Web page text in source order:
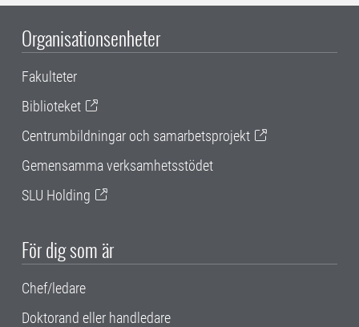
Organisationsenheter
Fakulteter
Biblioteket
Centrumbildningar och samarbetsprojekt
Gemensamma verksamhetsstödet
SLU Holding
För dig som är
Chef/ledare
Doktorand eller handledare